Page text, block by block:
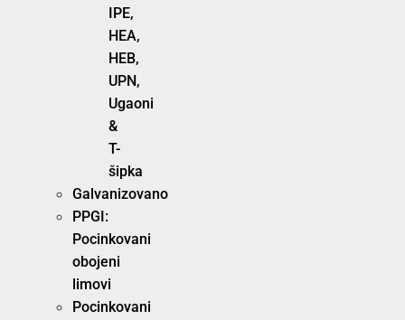
IPE,
HEA,
HEB,
UPN,
Ugaoni
&
T-
šipka
Galvanizovano
PPGI:
Pocinkovani
obojeni
limovi
Pocinkovani